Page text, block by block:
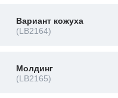
Вариант кожуха
(LB2164)
Молдинг
(LB2165)